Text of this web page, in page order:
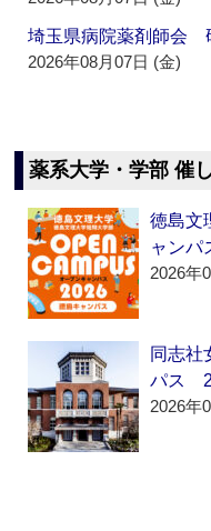
埼玉県病院薬剤師会
2026年08月07日 (金)
薬系大学・学部 催
徳島
ャン
2026年
同志
パス
2026年